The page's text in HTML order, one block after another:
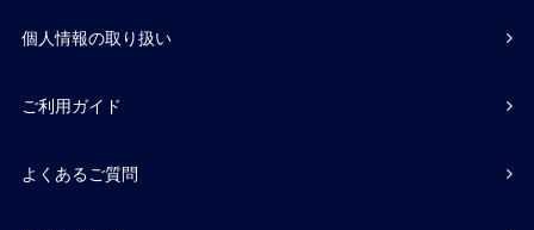
個人情報の取り扱い
ご利用ガイド
よくあるご質問